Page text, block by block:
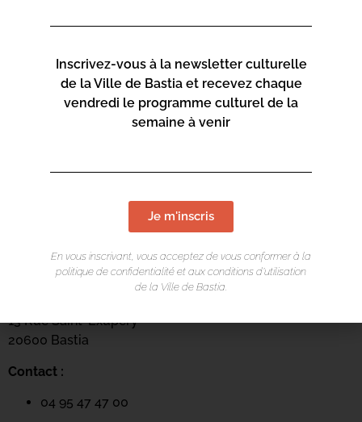
LIEU DE L'ÉVÉNEMENT
Mediateca Barberine Duriani
13 Rue Saint-Exupéry
20600 Bastia
Contact :
04 95 47 47 00
Inscrivez-vous à la newsletter culturelle
de la Ville de Bastia et recevez chaque
vendredi le programme culturel de la
semaine à venir
Je m'inscris
En vous inscrivant, vous acceptez de vous conformer à la
politique de confidentialité et aux conditions d’utilisation
de la Ville de Bastia.